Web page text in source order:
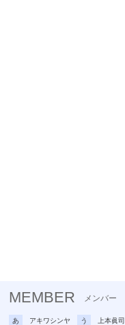
MEMBER メンバー
あ
アキワシンヤ
う
上本眞司